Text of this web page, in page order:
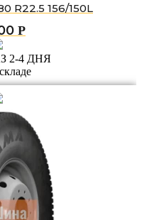
R22.5 156/150L
Р
2-4 ДНЯ